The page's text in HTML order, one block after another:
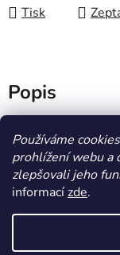
Používáme
prohlížení webu a
zlepšovali jeho
informacízde.
Tisk
Popis
Diskuze
HOMOLA-